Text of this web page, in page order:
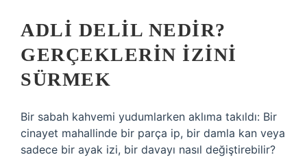
ADLI DELIL NEDIR?
GERÇEKLERIN İZINI
SÜRMEK
Bir sabah kahvemi yudumlarken aklıma takıldı: Bir
cinayet mahallinde bir parça ip, bir damla kan veya
sadece bir ayak izi, bir davayı nasıl değiştirebilir?